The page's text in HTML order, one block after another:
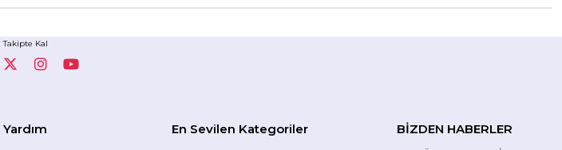
Takipte Kal
Yardım En Sevilen Kategoriler BİZDEN HABERLER